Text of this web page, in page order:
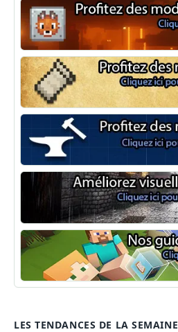
NeoForge
Minecraft Fabric
Minecraft Forge
Shaders Minecraft
Guide Minecraft
LES TENDANCES DE LA SEMAINE